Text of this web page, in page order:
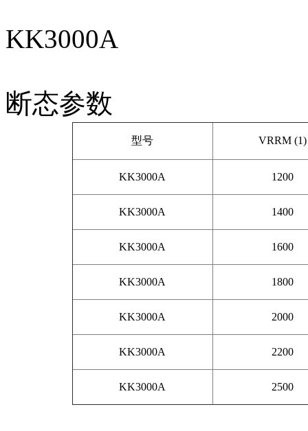
KK3000A
断态参数
型号 VRRM (1)
KK3000A 1200
KK3000A 1400
KK3000A 1600
KK3000A 1800
KK3000A 2000
KK3000A 2200
KK3000A 2500